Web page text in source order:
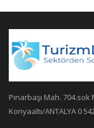
Pınarbaşı Mah.
Konyaaltı/ANTALYA 0